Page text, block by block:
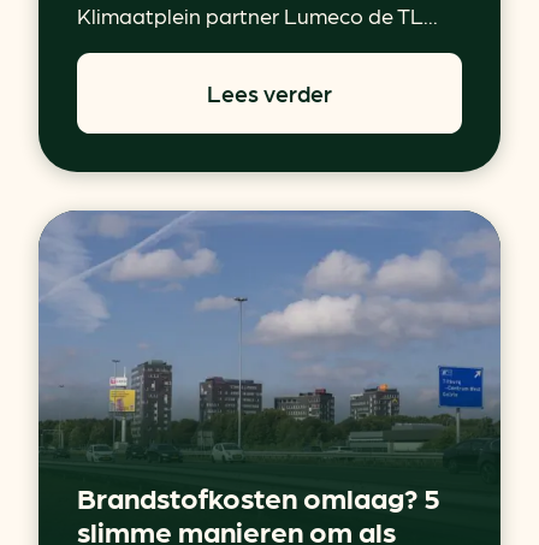
Klimaatplein partner Lumeco de TL...
Lees verder
Brandstofkosten omlaag? 5
slimme manieren om als